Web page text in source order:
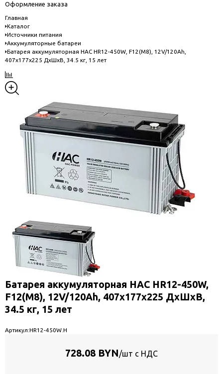
Оформление заказа
Главная
Каталог
Источники питания
Аккумуляторные батареи
Батарея аккумуляторная HAC HR12-450W, F12(M8), 12V/120Ah,
407x177х225 ДxШxВ, 34.5 кг, 15 лет
Батарея аккумуляторная HAC HR12-450W,
F12(M8), 12V/120Ah, 407x177х225 ДxШxВ,
34.5 кг, 15 лет
Артикул:HR12-450W.H
728.08 BYN/шт с НДС